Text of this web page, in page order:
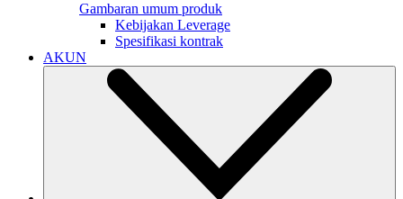
Gambaran umum produk
Kebijakan Leverage
Spesifikasi kontrak
AKUN